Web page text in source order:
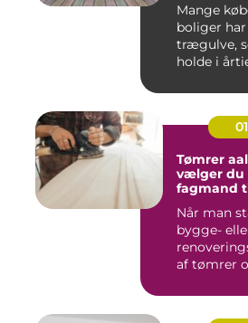
Mange
boliger
trægulve,
holde i
Tømrer
vælger du
fagmand
Når man
bygge-
af tømrer